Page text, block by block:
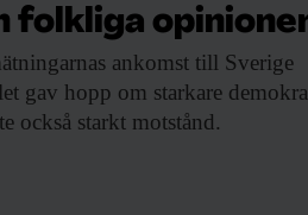
folkliga
ankomst till Sverige
gav hopp om starkare
också starkt motstånd.